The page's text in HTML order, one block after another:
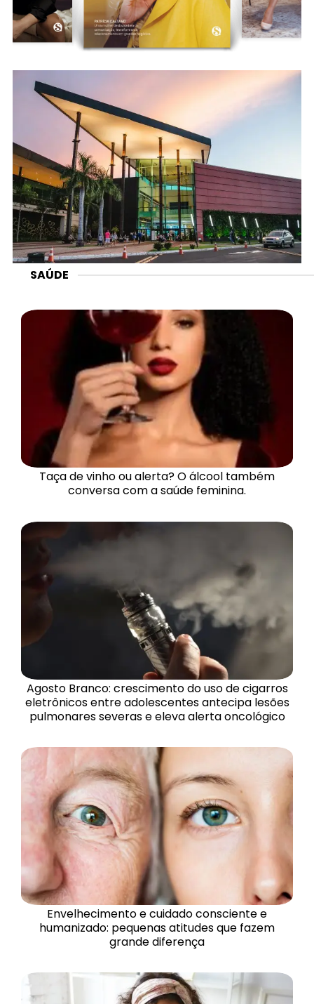
SAÚDE
Taça de vinho ou alerta? O álcool também
conversa com a saúde feminina.
Agosto Branco: crescimento do uso de cigarros
eletrônicos entre adolescentes antecipa lesões
pulmonares severas e eleva alerta oncológico
Envelhecimento e cuidado consciente e
humanizado: pequenas atitudes que fazem
grande diferença